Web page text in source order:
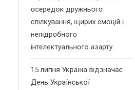
осередок дружнього
спілкування, щирих емоцій і
непідробного
інтелектуального азарту.
15 липня Україна відзначає
День Української